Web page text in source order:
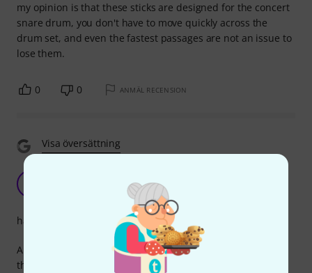
my opinion is that these sticks are designed for the concert
snare drum, you don't have to move quickly across the
drum set, and even the fastest passages are not an issue to
lose them.
0 0 ANMÄL RECENSION
Visa översättning
Pc122 12.04.2024
A very good stick, good sound in all aspects, the weight of
the stick is good for controlling the volume
hantverkskvalitet